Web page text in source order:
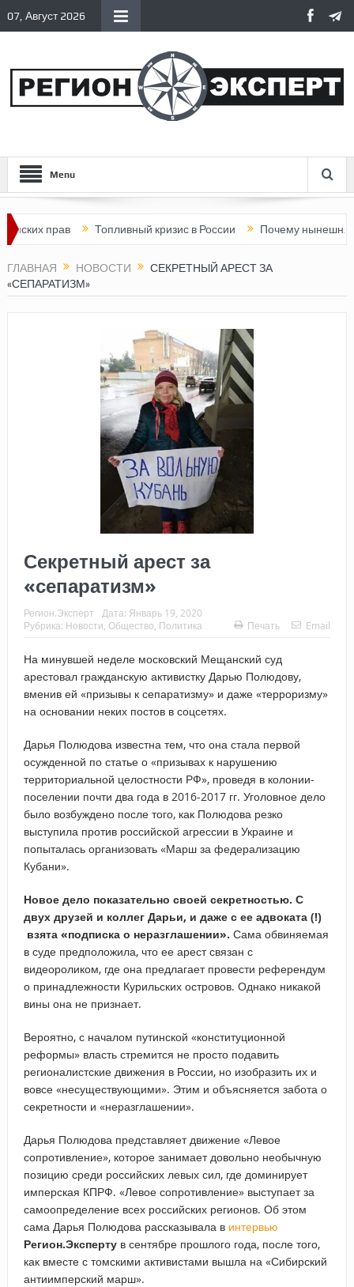
07, Август 2026
Menu
прав Топливный кризис в России Почему нынешняя
ГЛАВНАЯ НОВОСТИ
СЕКРЕТНЫЙ АРЕСТ ЗА
«СЕПАРАТИЗМ»
Секретный арест за
«сепаратизм»
Регион.Эксперт Дата: Январь 19, 2020
Рубрика: Новости Общество Политика Печать Email
На минувшей неделе московский Мещанский суд
арестовал гражданскую активистку Дарью Полюдову,
вменив ей «призывы к сепаратизму» и даже «терроризму»
на основании неких постов в соцсетях.
Дарья Полюдова известна тем, что она стала первой
осужденной по статье о «призывах к нарушению
территориальной целостности РФ», проведя в колонии-
поселении почти два года в 2016-2017 гг. Уголовное дело
было возбуждено после того, как Полюдова резко
выступила против российской агрессии в Украине и
попыталась организовать «Марш за федерализацию
Кубани».
Новое дело показательно своей секретностью. С
двух друзей и коллег Дарьи, и даже с ее адвоката (!)
взята «подписка о неразглашении». Сама обвиняемая
в суде предположила, что ее арест связан с
видеороликом, где она предлагает провести референдум
о принадлежности Курильских островов. Однако никакой
вины она не признает.
Вероятно, с началом путинской «конституционной
реформы» власть стремится не просто подавить
регионалистские движения в России, но изобразить их и
вовсе «несуществующими». Этим и объясняется забота о
секретности и «неразглашении».
Дарья Полюдова представляет движение «Левое
сопротивление», которое занимает довольно необычную
позицию среди российских левых сил, где доминирует
имперская КПРФ. «Левое сопротивление» выступает за
самоопределение всех российских регионов. Об этом
сама Дарья Полюдова рассказывала в интервью
Регион.Экспертув сентябре прошлого года, после того,
как вместе с томскими активистами вышла на «Сибирский
антиимперский марш».